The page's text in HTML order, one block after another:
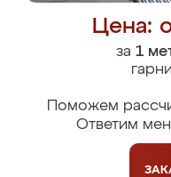
Цена:
за 1
Поможем
Ответим